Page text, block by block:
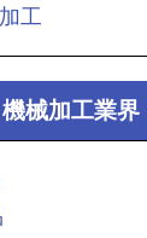
工
機械加工業界